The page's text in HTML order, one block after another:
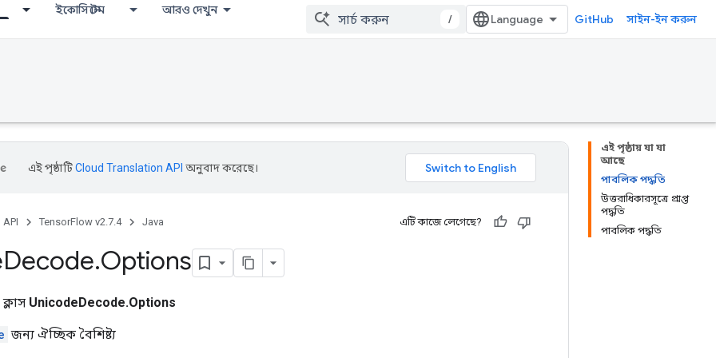
ইকোসিস্টেম আরও দেখুন
/ GitHub সাইন-ইন করুন
এই পৃষ্ঠায় যা যা
আছে
পাবলিক পদ্ধতি
উত্তরাধিকারসূত্রে প্রাপ্ত
পদ্ধতি
পাবলিক পদ্ধতি
এই পৃষ্ঠাটিCloud Translation API অনুবাদ করেছে।
API TensorFlow v2.7.4 Java এটি কাজে লেগেছে?
Decode.Options
UnicodeDecode.Options
জন্য ঐচ্ছিক বৈশিষ্ট্য